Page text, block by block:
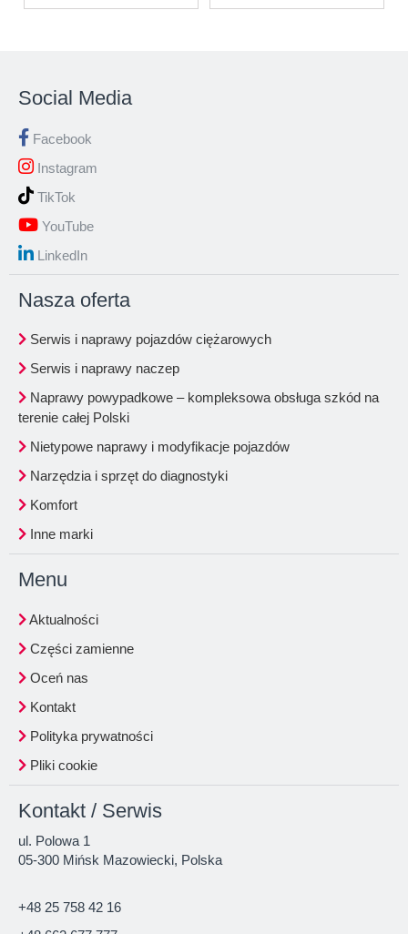
Social Media
Facebook
Instagram
TikTok
YouTube
LinkedIn
Nasza oferta
Serwis i naprawy pojazdów ciężarowych
Serwis i naprawy naczep
Naprawy powypadkowe – kompleksowa obsługa szkód na
terenie całej Polski
Nietypowe naprawy i modyfikacje pojazdów
Narzędzia i sprzęt do diagnostyki
Komfort
Inne marki
Menu
Aktualności
Części zamienne
Oceń nas
Kontakt
Polityka prywatności
Pliki cookie
Kontakt / Serwis
ul. Polowa 1
05-300 Mińsk Mazowiecki, Polska
+48 25 758 42 16